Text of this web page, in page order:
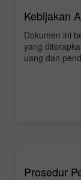
Kebijakan
Dokumen ini
yang
uang dan
Prosedur